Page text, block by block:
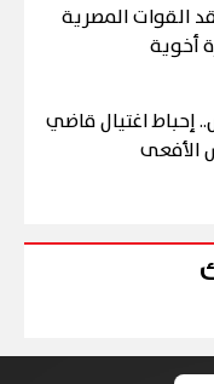
القوات المصرية
أخوية
إحباط اغتيال قاضي